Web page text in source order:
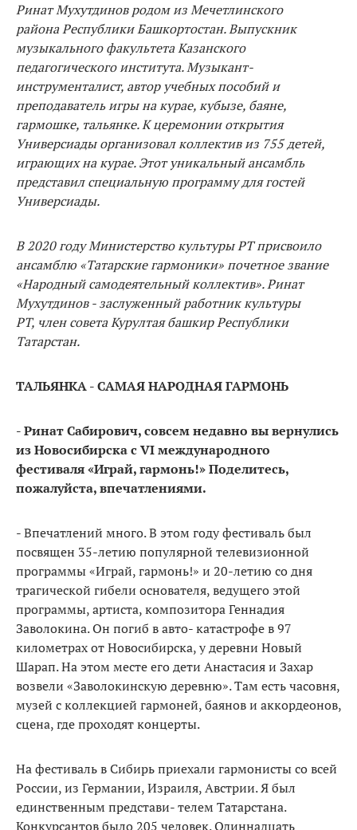
Ринат Мухутдинов родом из Мечетлинского
района Республики Башкортостан. Выпускник
музыкального факультета Казанского
педагогического института. Музыкант-
инструменталист, автор учебных пособий и
преподаватель игры на курае, кубызе, баяне,
гармошке, тальянке. К церемонии открытия
Универсиады организовал коллектив из 755 детей,
играющих на курае. Этот уникальный ансамбль
представил специальную программу для гостей
Универсиады.
В 2020 году Министерство культуры РТ присвоило
ансамблю «Татарские гармоники» почетное звание
«Народный самодеятельный коллектив». Ринат
Мухутдинов - заслуженный работник культуры
РТ, член совета Курултая башкир Республики
Татарстан.
ТАЛЬЯНКА - САМАЯ НАРОДНАЯ ГАРМОНЬ
- Ринат Сабирович, совсем недавно вы вернулись
из Новосибирска с VI международного
фестиваля «Играй, гармонь!» Поделитесь,
пожалуйста, впечатлениями.
- Впечатлений много. В этом году фестиваль был
посвящен 35-летию популярной телевизионной
программы «Играй, гармонь!» и 20-летию со дня
трагической гибели основателя, ведущего этой
программы, артиста, композитора Геннадия
Заволокина. Он погиб в авто- катастрофе в 97
километрах от Новосибирска, у деревни Новый
Шарап. На этом месте его дети Анастасия и Захар
возвели «Заволокинскую деревню». Там есть часовня,
музей с коллекцией гармоней, баянов и аккордеонов,
сцена, где проходят концерты.
На фестиваль в Сибирь приехали гармонисты со всей
России, из Германии, Израиля, Австрии. Я был
единственным представи- телем Татарстана.
Конкурсантов было 205 человек. Одиннадцать